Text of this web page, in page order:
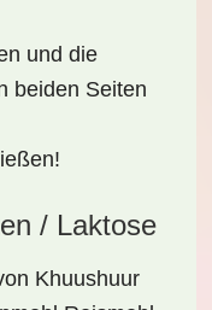
und die
beiden Seiten
/ Laktose
Khuushuur